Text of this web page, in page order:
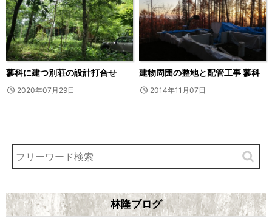
蓼科に建つ別荘の設計打合せ
2020年07月29日
建物周囲の整地と配管工事 蓼科
2014年11月07日
林隆ブログ